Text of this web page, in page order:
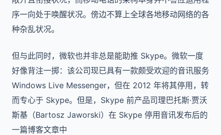
序一向处于唤醒状况。傍边不算上全球各地移动网络的各
种杂乱状况。
但与此同时，微软也并非总是能助推 Skype。微软一度
好像背注一掷：该公司现已具有一款颇受欢迎的音讯服务
Windows Live Messenger，但在 2012 年将其停用，转
而专心于 Skype。但是，Skype 前产品司理巴托斯·贾沃
斯基（Bartosz Jaworski）在 Skype 停用音讯发布后的
一篇博客文章中